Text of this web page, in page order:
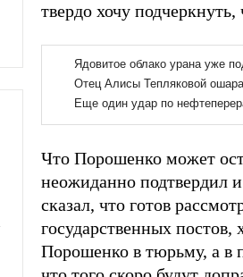
твердо хочу
Что Порошенко может
неожиданно подтвердил
сказал, что готов
государственных постов,
Порошенко в тюрьму, а в